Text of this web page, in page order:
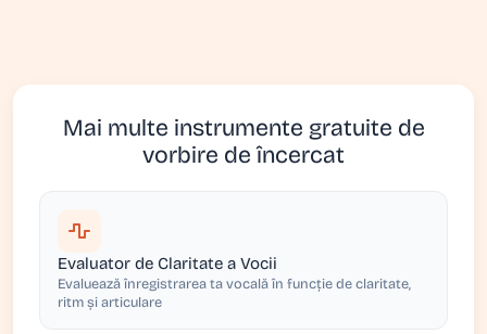
Mai multe instrumente gratuite de
vorbire de încercat
Evaluator de Claritate a Vocii
Evaluează înregistrarea ta vocală în funcție de claritate,
ritm și articulare